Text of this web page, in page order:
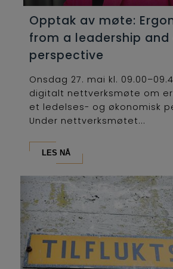
Opptak av møte:
from a leadership
perspective
Onsdag 27. mai kl.
digitalt nettverksmøte om
et ledelses- og økonomisk
Under nettverksmøtet...
LES NÅ